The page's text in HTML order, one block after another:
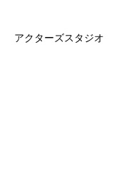
アクターズスタジオ